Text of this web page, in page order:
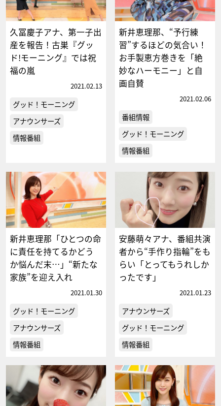
久冨慶子アナ、第一子出
産を報告！古巣『グッ
ド!モーニング』では祝
福の嵐
2021.02.13
グッド！モーニング
アナウンサーズ
情報番組
新井恵理那、“予行練
習”するほどの気合い！
お手製恵方巻きを「絶
妙なハーモニー」と自
画自賛
2021.02.06
番組情報
グッド！モーニング
情報番組
新井恵理那「ひとつの命
に責任を持てるかどう
か悩んだ末…」“新たな
家族”を迎え入れ
2021.01.30
グッド！モーニング
アナウンサーズ
情報番組
安藤萌々アナ、番組共演
者から“手作り指輪”をも
らい「とってもうれしか
ったです」
2021.01.23
アナウンサーズ
グッド！モーニング
情報番組